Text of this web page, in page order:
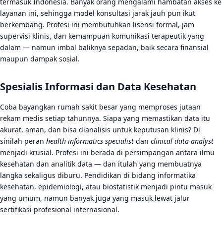
layanan ini, sehingga model konsultasi jarak jauh pun ikut
berkembang. Profesi ini membutuhkan lisensi formal, jam
supervisi klinis, dan kemampuan komunikasi terapeutik yang
dalam — namun imbal baliknya sepadan, baik secara finansial
maupun dampak sosial.
Spesialis Informasi dan Data Kesehatan
Coba bayangkan rumah sakit besar yang memproses jutaan
rekam medis setiap tahunnya. Siapa yang memastikan data itu
akurat, aman, dan bisa dianalisis untuk keputusan klinis? Di
sinilah peran health informatics specialist dan clinical data analyst
menjadi krusial. Profesi ini berada di persimpangan antara ilmu
kesehatan dan analitik data — dan itulah yang membuatnya
langka sekaligus diburu. Pendidikan di bidang informatika
kesehatan, epidemiologi, atau biostatistik menjadi pintu masuk
yang umum, namun banyak juga yang masuk lewat jalur
sertifikasi profesional internasional.